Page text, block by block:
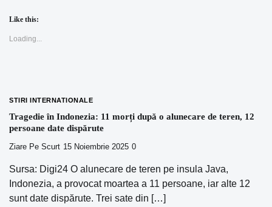
Like this:
Loading...
STIRI INTERNATIONALE
Tragedie în Indonezia: 11 morți după o alunecare de teren, 12
persoane date dispărute
Ziare Pe Scurt 15 Noiembrie 2025 0
Sursa: Digi24 O alunecare de teren pe insula Java,
Indonezia, a provocat moartea a 11 persoane, iar alte 12
sunt date dispărute. Trei sate din […]